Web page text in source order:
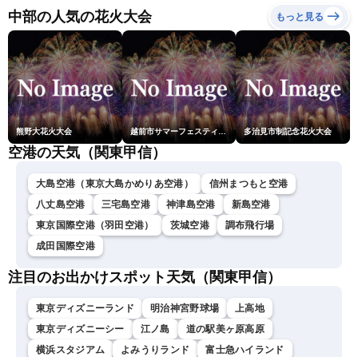
ニュースLiVEイブニング・
小川千奈／芳野達郎〉
中部の人気の花火大会 もっと見る
熊野大花火大会 越前市サマーフェスティバル花火大会 多治見市制記念花火大会
空港の天気（関東甲信）
大島空港（東京大島かめりあ空港）
信州まつもと空港
八丈島空港
三宅島空港 神津島空港
新島空港
東京国際空港（羽田空港）
茨城空港
調布飛行場
成田国際空港
注目のお出かけスポット天気（関東甲信）
東京ディズニーランド 明治神宮野球場
上高地
東京ディズニーシー
江ノ島
道の駅美ヶ原高原
横浜スタジアム
よみうりランド
富士急ハイランド